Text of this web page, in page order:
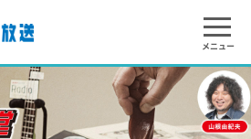
メニュー